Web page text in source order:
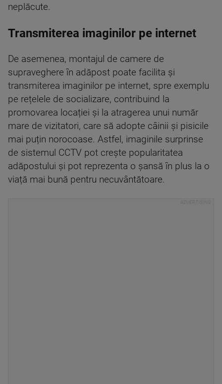
neplăcute.
Transmiterea imaginilor pe internet
De asemenea, montajul de camere de
supraveghere în adăpost poate facilita și
transmiterea imaginilor pe internet, spre exemplu
pe rețelele de socializare, contribuind la
promovarea locației și la atragerea unui număr
mare de vizitatori, care să adopte câinii și pisicile
mai puțin norocoase. Astfel, imaginile surprinse
de sistemul CCTV pot crește popularitatea
adăpostului și pot reprezenta o șansă în plus la o
viață mai bună pentru necuvântătoare.